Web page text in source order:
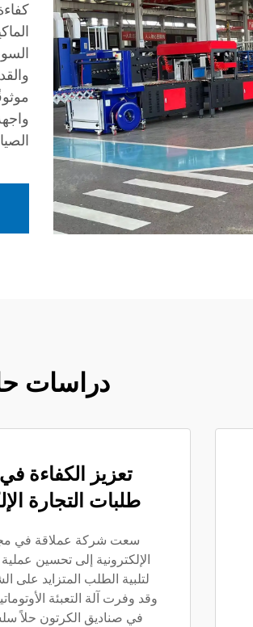
دراسات
تعزيز الكفاءة
طلبات التجارة
سعت شركة عملاقة في
الإلكترونية إلى تحسين عملية
لتلبية الطلب المتزايد على
وقد وفرت آلة التعبئة
في صناديق الكرتون حلاً